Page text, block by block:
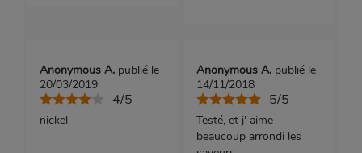
Anonymous A. publié le
20/03/2019
4/5
nickel
Anonymous A. publié le
14/11/2018
5/5
Testé, et j' aime
beaucoup arrondi les